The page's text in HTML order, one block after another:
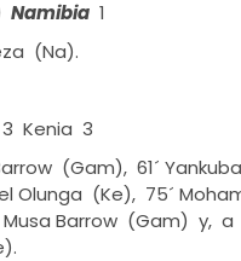
Namibia 1
(Na).
Kenia 3
(Gam), 61´
Olunga (Ke), 75´
Barrow (Gam) y, a